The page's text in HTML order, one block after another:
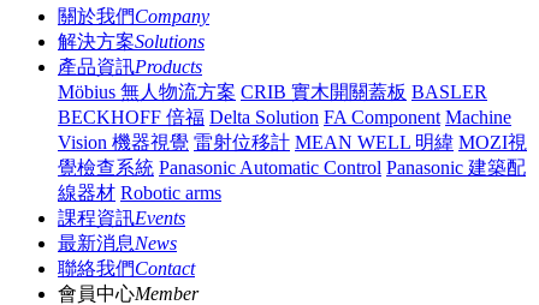
關於我們Company
解決方案Solutions
產品資訊Products
Möbius 無人物流方案 CRIB 實木開關蓋板 BASLER
BECKHOFF 倍福 Delta Solution FA Component Machine
Vision 機器視覺 雷射位移計 MEAN WELL 明緯 MOZI視
覺檢查系統 Panasonic Automatic Control Panasonic 建築配
線器材 Robotic arms
課程資訊Events
最新消息News
聯絡我們Contact
會員中心Member